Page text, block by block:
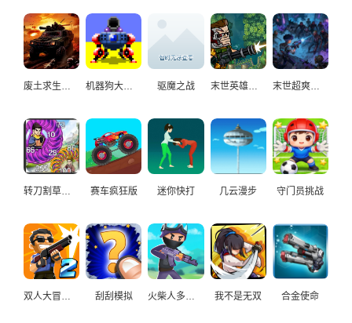
废土求生重装战车 机器狗大战外星机器人 驱魔之战 末世英雄战记 末世超爽打僵尸
转刀割草英雄传 赛车疯狂版 迷你快打 几云漫步 守门员挑战
双人大冒险游戏 刮刮模拟 火柴人多人枪战 我不是无双 合金使命